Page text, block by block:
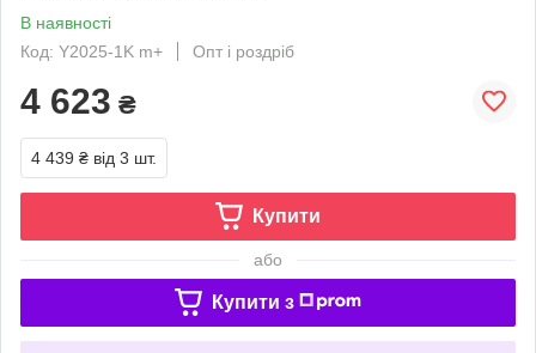
В наявності
Код: Y2025-1K m+
Опт і роздріб
4 623 ₴
4 439 ₴ від 3 шт.
Купити
або
Купити з